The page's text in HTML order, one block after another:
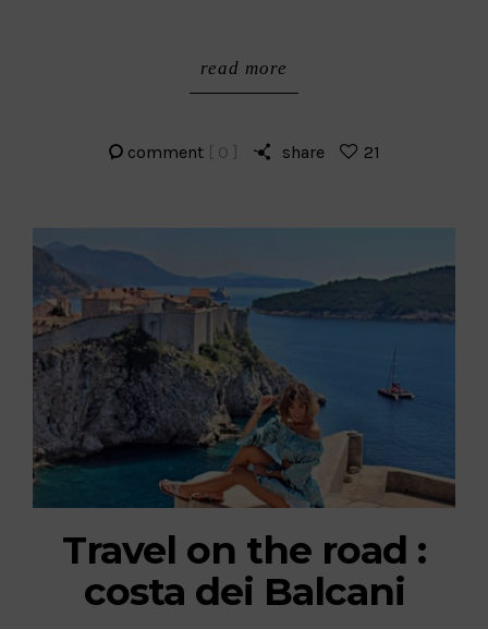
read more
comment [ 0 ] share 21
Travel on the road :
costa dei Balcani